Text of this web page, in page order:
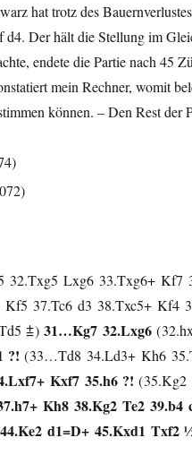
hat trotz des
d4. Der hält die Stellung im
endete die Partie nach 45
mein Rechner, womit
können. – Den Rest der
32.Txg5 Lxg6 33.Txg6+ Kf7
Kf5 37.Tc6 d3 38.Txc5+ Kf4
⩲ 31…Kg7 32.Lxg6 32.
?! 33…Td8 34.Ld3+ Kh6 35.
Lxf7+ Kxf7 35.h6 ?! 35.Kg2
h7+ Kh8 38.Kg2 Te2 39.b4
44.Ke2 d1=D+ 45.Kxd1 Txf2